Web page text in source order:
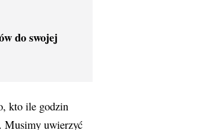
do swojej
kto ile godzin
Musimy uwierzyć